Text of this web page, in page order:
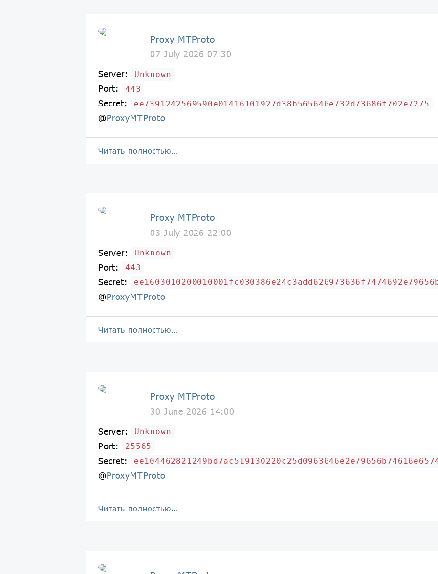
Proxy MTProto
07 July 2026 07:30
Server:
Unknown
Port: 443
Secret: ee7391242569590e01416101927d38b565646e732d73686f702e7275
@ProxyMTProto
Читать полностью…
Proxy MTProto
03 July 2026 22:00
Server:
Unknown
Port: 443
Secret:
@ProxyMTProto
Читать полностью…
Proxy MTProto
30 June 2026 14:00
Server:
Unknown
Port: 25565
Secret:
@ProxyMTProto
Читать полностью…